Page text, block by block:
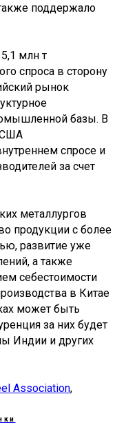
поддержало
млн т
спроса в сторону
рынок
базы. В
США
спросе и
за счет
металлургов
продукции с более
развитие уже
а также
себестоимости
в Китае
может быть
за них будет
Индии и других
Association,